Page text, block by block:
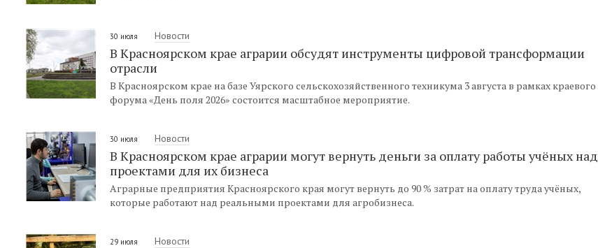
30 июля Новости
В Красноярском крае аграрии обсудят инструменты цифровой трансформации
отрасли
В Красноярском крае на базе Уярского сельскохозяйственного техникума 3 августа в рамках краевого
форума «День поля 2026» состоится масштабное мероприятие.
30 июля Новости
В Красноярском крае аграрии могут вернуть деньги за оплату работы учёных над
проектами для их бизнеса
Аграрные предприятия Красноярского края могут вернуть до 90 % затрат на оплату труда учёных,
которые работают над реальными проектами для агробизнеса.
29 июля Новости